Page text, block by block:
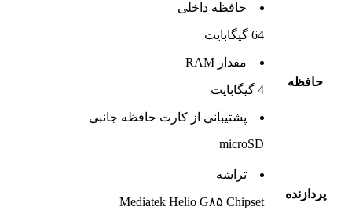
حافظه
حافظه داخلی
64 گيگابايت
مقدار RAM
4 گيگابايت
پشتيبانی از کارت حافظه جانبی
microSD
پردازنده
تراشه
Mediatek Helio G۸۵ Chipset